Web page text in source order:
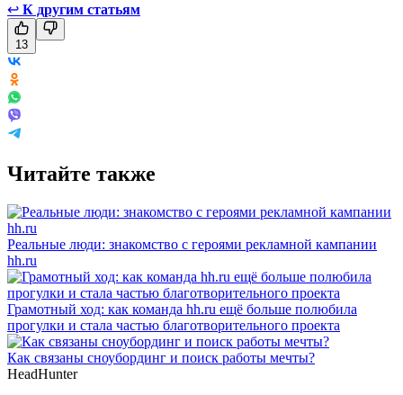
↩ К другим статьям
13
Читайте также
Реальные люди: знакомство с героями рекламной кампании
hh.ru
Грамотный ход: как команда hh.ru ещё больше полюбила
прогулки и стала частью благотворительного проекта
Как связаны сноубординг и поиск работы мечты?
HeadHunter